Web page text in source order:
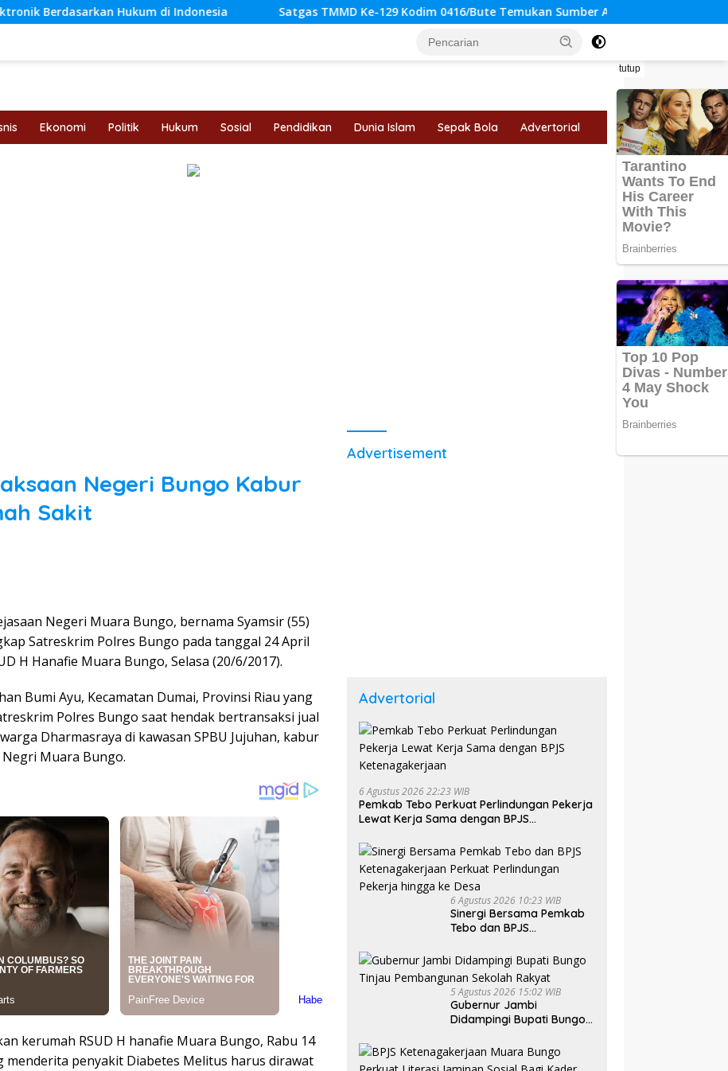
Hukum di Indonesia Satgas TMMD Ke-129 Kodim 0416/Bute Temukan Sumber Air Bersih untuk Warga Tanjung Agung
tutup
Ekonomi Politik Hukum Sosial Pendidikan Dunia Islam Sepak Bola Advertorial
Negeri Bungo Kabur
Sakit
Negeri Muara Bungo, bernama Syamsir (55)
Satreskrim Polres Bungo pada tanggal 24 April
H Hanafie Muara Bungo, Selasa (20/6/2017).
Bumi Ayu, Kecamatan Dumai, Provinsi Riau yang
Polres Bungo saat hendak bertransaksi jual
Dharmasraya di kawasan SPBU Jujuhan, kabur
Muara Bungo.
kerumah RSUD H hanafie Muara Bungo, Rabu 14
menderita penyakit Diabetes Melitus harus dirawat
Advertisement
Advertorial
6 Agustus 2026 22:23 WIB
Pemkab Tebo Perkuat Perlindungan Pekerja
Lewat Kerja Sama dengan BPJS
6 Agustus 2026 10:23 WIB
Sinergi Bersama Pemkab
Tebo dan BPJS
Perlindungan Pekerja
hingga ke Desa
5 Agustus 2026 15:02 WIB
Gubernur Jambi
Didampingi Bupati Bungo
Sekolah Rakyat